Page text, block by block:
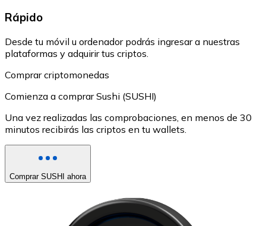
Rápido
Desde tu móvil u ordenador podrás ingresar a nuestras
plataformas y adquirir tus criptos.
Comprar criptomonedas
Comienza a comprar Sushi (SUSHI)
Una vez realizadas las comprobaciones, en menos de 30
minutos recibirás las criptos en tu wallets.
Comprar SUSHI ahora